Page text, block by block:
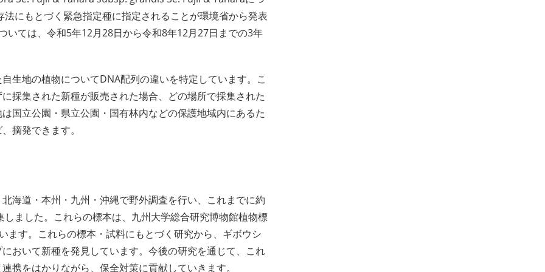
にもとづく緊急指定種に指定されることが環境省から発表
いては、令和5年12月28日から令和8年12月27日までの3年
地の植物についてDNA配列の違いを特定しています。こ
採集された新種が販売された場合、どの場所で採集された
国立公園・県立公園・国有林内などの保護地域内にあるた
摘発できます。
道・本州・九州・沖縄で野外調査を行い、これまでに約
ました。これらの標本は、九州大学総合研究博物館植物標
ます。これらの標本・試料にもとづく研究から、ギボウシ
おいて新種を発見しています。今後の研究を通じて、これ
携をはかりながら、保全対策に貢献していきます。